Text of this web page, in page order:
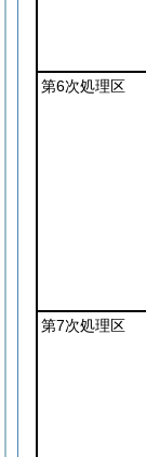
第6次処理区
第7次処理区